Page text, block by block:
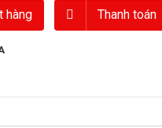
hàng Thanh toán